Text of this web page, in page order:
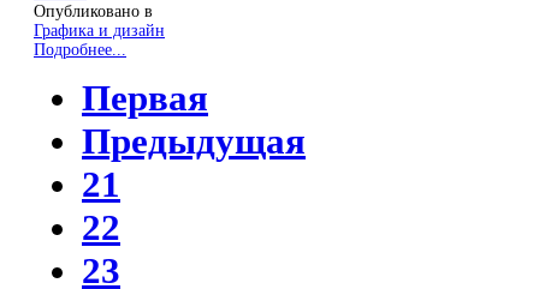
Опубликовано в
Графика и дизайн
Подробнее...
Первая
Предыдущая
21
22
23